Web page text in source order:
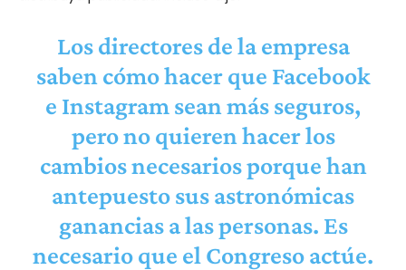
Los directores de la empresa
saben cómo hacer que Facebook
e Instagram sean más seguros,
pero no quieren hacer los
cambios necesarios porque han
antepuesto sus astronómicas
ganancias a las personas. Es
necesario que el Congreso actúe.